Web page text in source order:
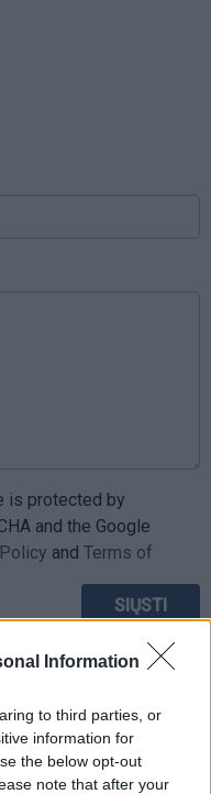
Information
to third parties, or
information for
the below opt-out
note that after your
is protected by
and the Google
and Terms of